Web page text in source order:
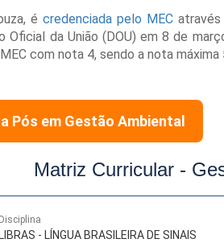
écredenciada pelo MEC
Oficial da União (DOU) em 8 de
com nota 4, sendo a nota máxima
Pós em Gestão Ambiental
Matriz Curricular -
Disciplina
LIBRAS - LÍNGUA BRASILEIRA DE SINAIS